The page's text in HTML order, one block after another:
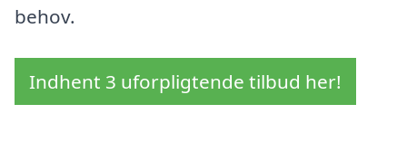
behov.
Indhent 3 uforpligtende tilbud her!